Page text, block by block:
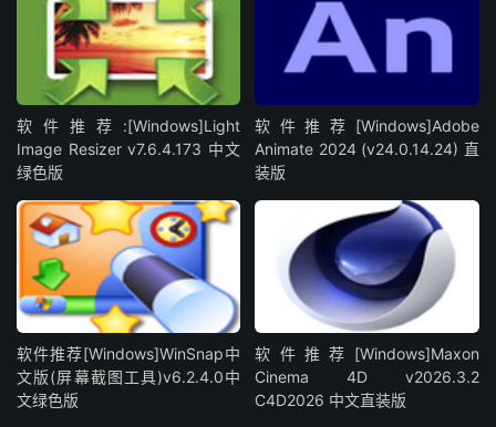
软件推荐:[Windows]Light
Image Resizer v7.6.4.173 中文
绿色版
软件推荐[Windows]Adobe
Animate 2024 (v24.0.14.24) 直
装版
软件推荐[Windows]WinSnap中
文版(屏幕截图工具)v6.2.4.0中
文绿色版
软件推荐[Windows]Maxon
Cinema 4D v2026.3.2
C4D2026 中文直装版